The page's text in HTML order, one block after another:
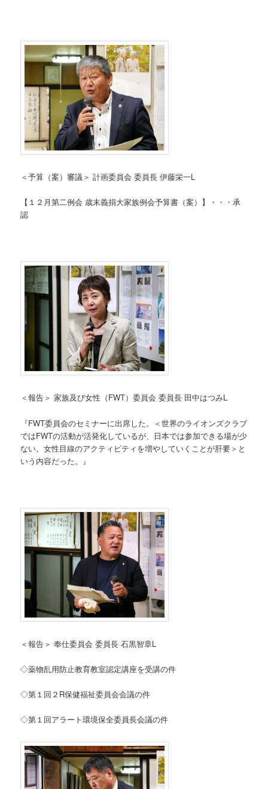
＜予算（案）審議＞ 計画委員会 委員長 伊藤栄一L
【１２月第二例会 歳末義捐大家族例会予算書（案）】・・・承
認
＜報告＞ 家族及び女性（FWT）委員会 委員長 田中はつみL
『FWT委員会のセミナーに出席した。＜世界のライオンズクラブ
ではFWTの活動が活発化しているが、日本では参加できる場が少
ない。女性目線のアクティビティを増やしていくことが肝要＞と
いう内容だった。』
＜報告＞ 奉仕委員会 委員長 石黒智章L
◇薬物乱用防止教育教室認定講座を受講の件
◇第１回２R保健福祉委員会会議の件
◇第１回アラート環境保全委員長会議の件